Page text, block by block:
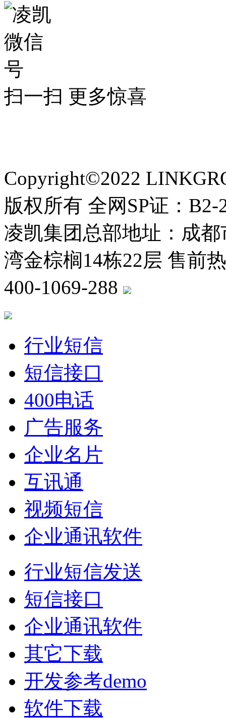
扫一扫 更多惊喜
Copyright©2022
版权所有 全网SP证：B2-
凌凯集团总部地址：成
湾金棕榈14栋22层 售前
400-1069-288
行业短信
短信接口
400电话
广告服务
企业名片
互讯通
视频短信
企业通讯软件
行业短信发送
短信接口
企业通讯软件
其它下载
开发参考demo
软件下载